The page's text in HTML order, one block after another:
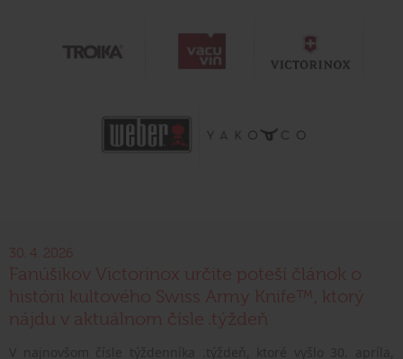
30. 4. 2026
Fanúšikov Victorinox určite poteší článok o
histórii kultového Swiss Army Knife™, ktorý
nájdu v aktuálnom čísle .týždeň